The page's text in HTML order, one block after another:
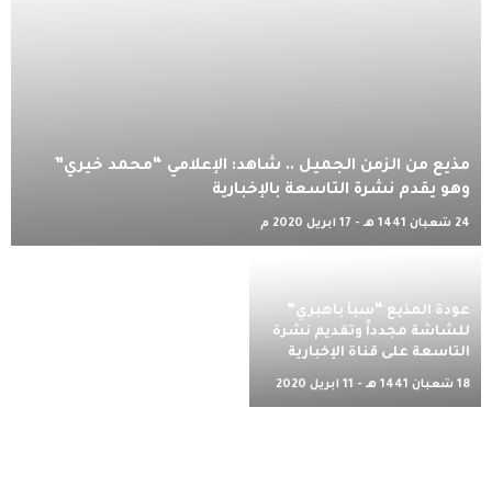
مذيع من الزمن الجميل .. شاهد: الإعلامي “محمد خيري”
وهو يقدم نشرة التاسعة بالإخبارية
24 شعبان 1441 هـ - 17 أبريل 2020 م
عودة المذيع “سبأ باهبري”
للشاشة مجدداً وتقديم نشرة
التاسعة على قناة الإخبارية
18 شعبان 1441 هـ - 11 أبريل 2020